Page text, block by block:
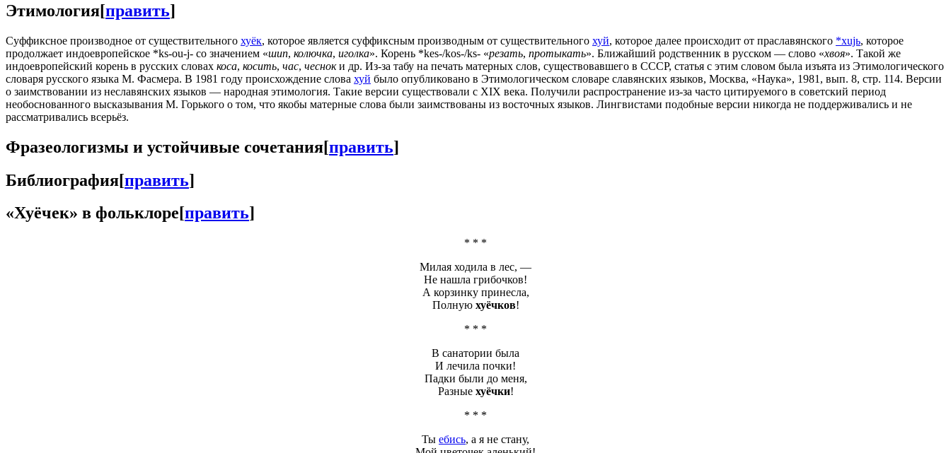
Этимология[править]
Суффиксное производное от существительного хуёк, которое является суффиксным производным от существительного хуй, которое далее происходит от праславянского *xujь, которое
продолжает индоевропейское *ks-ou-j- со значением «шип, колючка, иголка». Корень *kes-/kos-/ks- «резать, протыкать». Ближайший родственник в русском — слово «хвоя». Такой же
индоевропейский корень в русских словах коса, косить, час, чесноки др. Из-за табу на печать матерных слов, существовавшего в СССР, статья с этим словом была изъята из Этимологического
словаря русского языка М. Фасмера. В 1981 году происхождение слова хуй было опубликовано в Этимологическом словаре славянских языков, Москва, «Наука», 1981, вып. 8, стр. 114. Версии
о заимствовании из неславянских языков — народная этимология. Такие версии существовали с XIX века. Получили распространение из-за часто цитируемого в советский период
необоснованного высказывания М. Горького о том, что якобы матерные слова были заимствованы из восточных языков. Лингвистами подобные версии никогда не поддерживались и не
рассматривались всерьёз.
Фразеологизмы и устойчивые сочетания[править]
Библиография[править]
«Хуёчек» в фольклоре[править]
* * *
Милая ходила в лес, —
Не нашла грибочков!
А корзинку принесла,
Полную хуёчков!
* * *
В санатории была
И лечила почки!
Падки были до меня,
Разные хуёчки!
* * *
Ты ебись, а я не стану,